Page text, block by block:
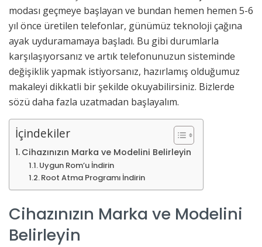
modası geçmeye başlayan ve bundan hemen hemen 5-6
yıl önce üretilen telefonlar, günümüz teknoloji çağına
ayak uyduramamaya başladı. Bu gibi durumlarla
karşılaşıyorsanız ve artık telefonunuzun sisteminde
değişiklik yapmak istiyorsanız, hazırlamış olduğumuz
makaleyi dikkatli bir şekilde okuyabilirsiniz. Bizlerde
sözü daha fazla uzatmadan başlayalım.
İçindekiler
Cihazınızın Marka ve Modelini Belirleyin
Uygun Rom’u İndirin
Root Atma Programı İndirin
Cihazınızın Marka ve Modelini
Belirleyin